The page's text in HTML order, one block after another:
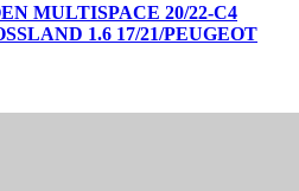
MULTISPACE 20/22-C4
1.6 17/21/PEUGEOT